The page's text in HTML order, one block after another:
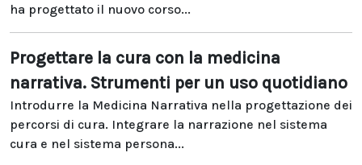
ha progettato il nuovo corso...
Progettare la cura con la medicina
narrativa. Strumenti per un uso quotidiano
Introdurre la Medicina Narrativa nella progettazione dei
percorsi di cura. Integrare la narrazione nel sistema
cura e nel sistema persona...